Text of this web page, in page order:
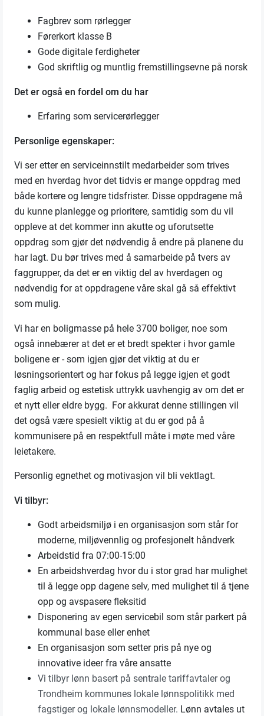
Fagbrev som rørlegger
Førerkort klasse B
Gode digitale ferdigheter
God skriftlig og muntlig fremstillingsevne på norsk
Det er også en fordel om du har
Erfaring som servicerørlegger
Personlige egenskaper:
Vi ser etter en serviceinnstilt medarbeider som trives
med en hverdag hvor det tidvis er mange oppdrag med
både kortere og lengre tidsfrister. Disse oppdragene må
du kunne planlegge og prioritere, samtidig som du vil
oppleve at det kommer inn akutte og uforutsette
oppdrag som gjør det nødvendig å endre på planene du
har lagt. Du bør trives med å samarbeide på tvers av
faggrupper, da det er en viktig del av hverdagen og
nødvendig for at oppdragene våre skal gå så effektivt
som mulig.
Vi har en boligmasse på hele 3700 boliger, noe som
også innebærer at det er et bredt spekter i hvor gamle
boligene er - som igjen gjør det viktig at du er
løsningsorientert og har fokus på legge igjen et godt
faglig arbeid og estetisk uttrykk uavhengig av om det er
et nytt eller eldre bygg. For akkurat denne stillingen vil
det også være spesielt viktig at du er god på å
kommunisere på en respektfull måte i møte med våre
leietakere.
Personlig egnethet og motivasjon vil bli vektlagt.
Vi tilbyr:
Godt arbeidsmiljø i en organisasjon som står for
moderne, miljøvennlig og profesjonelt håndverk
Arbeidstid fra 07:00-15:00
En arbeidshverdag hvor du i stor grad har mulighet
til å legge opp dagene selv, med mulighet til å tjene
opp og avspasere fleksitid
Disponering av egen servicebil som står parkert på
kommunal base eller enhet
En organisasjon som setter pris på nye og
innovative ideer fra våre ansatte
Vi tilbyr lønn basert på sentrale tariffavtaler og
Trondheim kommunes lokale lønnspolitikk med
fagstiger og lokale lønnsmodeller. Lønn avtales ut